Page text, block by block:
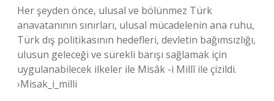
Her şeyden önce, ulusal ve bölünmez Türk
anavatanının sınırları, ulusal mücadelenin ana ruhu,
Türk dış politikasının hedefleri, devletin bağımsızlığı,
ulusun geleceği ve sürekli barışı sağlamak için
uygulanabilecek ilkeler ile Misâk -i Millî ile çizildi.
›Misak_i_milli